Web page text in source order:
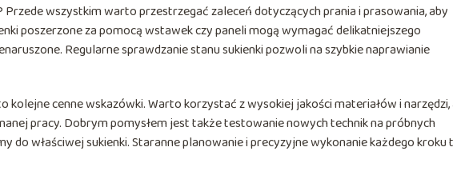
Przede wszystkim warto przestrzegać zaleceń dotyczących prania i prasowania, aby
poszerzone za pomocą wstawek czy paneli mogą wymagać delikatniejszego
Regularne sprawdzanie stanu sukienki pozwoli na szybkie naprawianie
kolejne cenne wskazówki. Warto korzystać z wysokiej jakości materiałów i narzędzi,
pracy. Dobrym pomysłem jest także testowanie nowych technik na próbnych
do właściwej sukienki. Staranne planowanie i precyzyjne wykonanie każdego kroku